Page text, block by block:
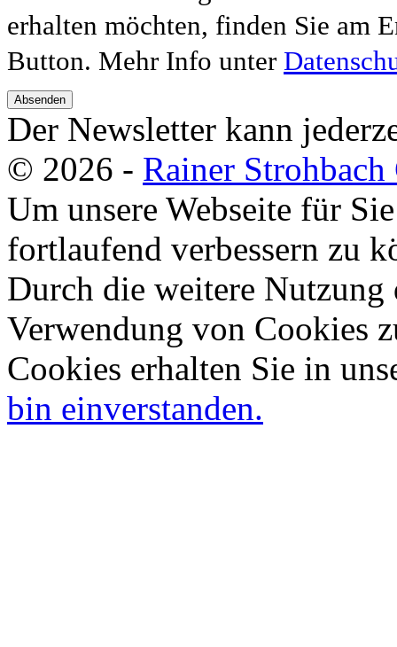
erhalten möchten, finden Sie am
Button. Mehr Info unter
Absenden
Der Newsletter kann
© 2026 - Rainer
Um unsere Webseite für
fortlaufend verbessern zu
Durch die weitere Nutzung
Verwendung von Cookies
Cookies erhalten Sie in
bin einverstanden.